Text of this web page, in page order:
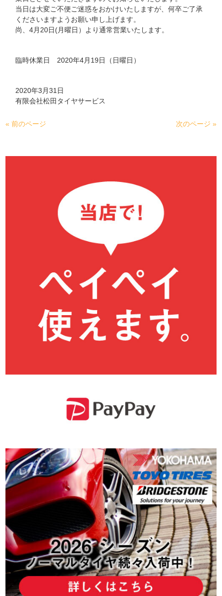
当日は大変ご不便ご迷惑をおかけいたしますが、何卒ご了承
くださいますようお願い申し上げます。
尚、4月20日(月曜日）より通常営業いたします。
臨時休業日 2020年4月19日（日曜日）
2020年3月31日
有限会社松田タイヤサービス
« 前のページ 次のページ »